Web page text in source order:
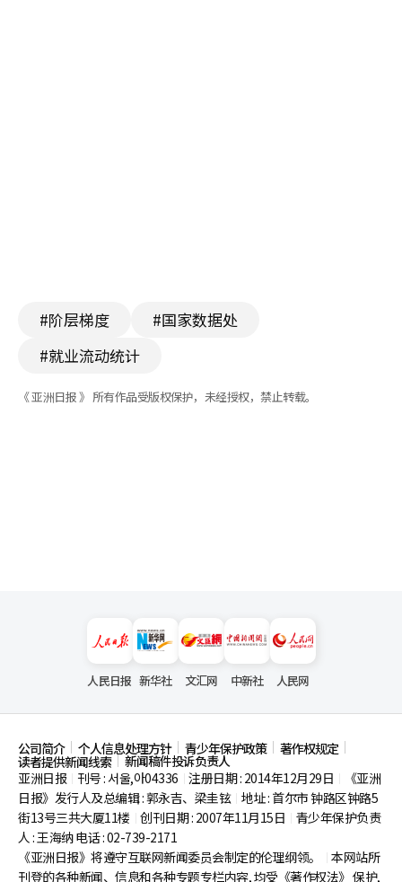
#阶层梯度
#国家数据处
#就业流动统计
《 亚洲日报 》 所有作品受版权保护，未经授权，禁止转载。
人民日报 新华社 文汇网 中新社 人民网
公司简介 个人信息处理方针 青少年保护政策 著作权规定
读者提供新闻线索
新闻稿件投诉负责人
亚洲日报
刊号 : 서울,아04336 注册日期 : 2014年12月29日
《亚洲
日报》发行人及总编辑 : 郭永吉、梁圭铉 地址 : 首尔市钟路区钟路5
街13号三共大厦11楼 创刊日期 : 2007年11月15日
青少年保护负责
人 : 王海纳 电话 : 02-739-2171
《亚洲日报》将遵守互联网新闻委员会制定的伦理纲领。
本网站所
刊登的各种新闻、信息和各种专题专栏内容, 均受《著作权法》 保护,